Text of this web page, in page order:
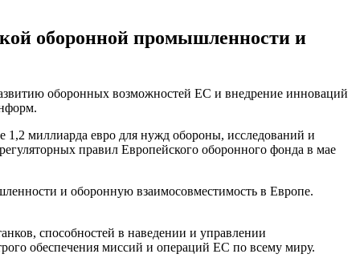
оборонной промышленности и
оборонных возможностей ЕС и внедрение инноваций
миллиарда евро для нужд обороны, исследований и
правил Европейского оборонного фонда в мае
и оборонную взаимосовместимость в Европе.
способностей в наведении и управлении
обеспечения миссий и операций ЕС по всему миру.